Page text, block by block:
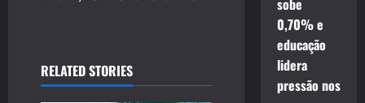
i
g
RELATED STORIES
sobe
0,70% e
educação
lidera
pressão nos